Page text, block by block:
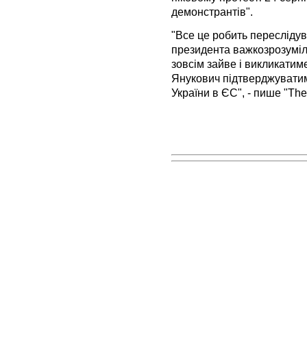
демонстрантів".
"Все це робить
президента
зовсім зайве і
Янукович
України в ЄС", - пише